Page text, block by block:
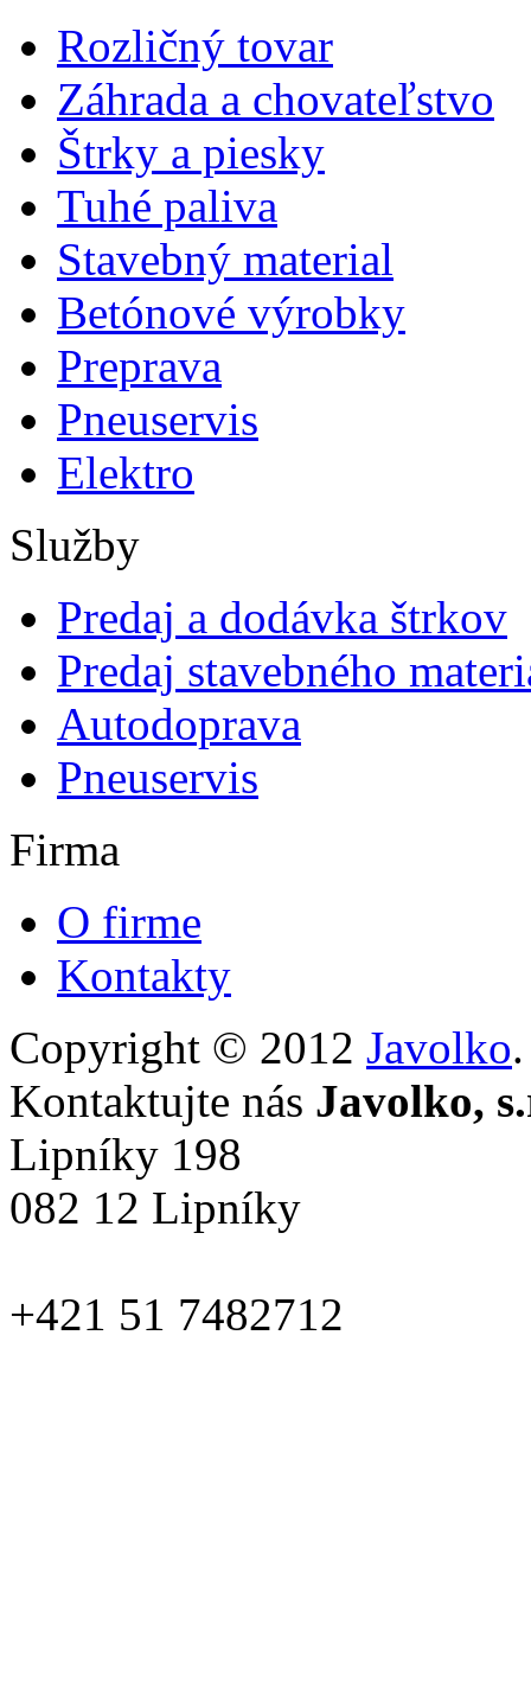
Rozličný tovar
Záhrada a chovateľstvo
Štrky a piesky
Tuhé paliva
Stavebný material
Betónové výrobky
Preprava
Pneuservis
Elektro
Služby
Predaj a dodávka štrkov
Predaj stavebného
Autodoprava
Pneuservis
Firma
O firme
Kontakty
Copyright © 2012 Javolko
Kontaktujte nás Javolko,
Lipníky 198
082 12 Lipníky
+421 51 7482712